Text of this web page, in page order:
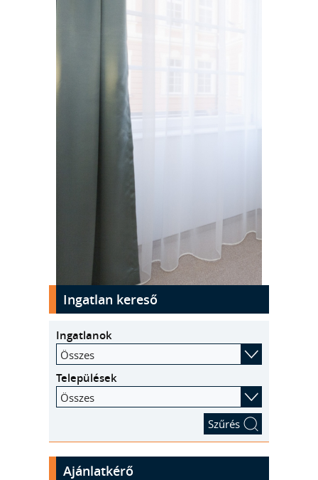
kinyit
Ingatlan kereső
Ingatlanok
Összes
Települések
Összes
Ajánlatkérő